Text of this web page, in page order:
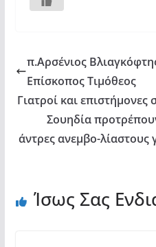
π.Αρσένιος
Επίσκοπος Τιμόθεος
Γιατροί και επιστήμονες
Σουηδία
άντρες ανεμβο-λίαστους
Ίσως Σας